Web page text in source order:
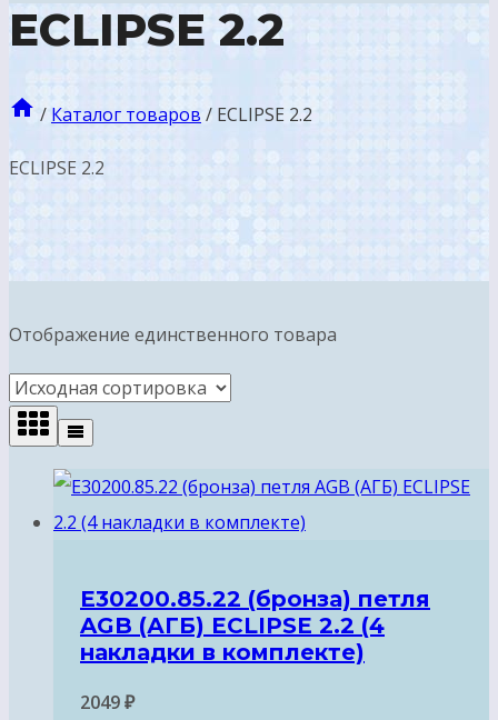
ECLIPSE 2.2
/ Каталог товаров / ECLIPSE 2.2
ECLIPSE 2.2
Отображение единственного товара
E30200.85.22 (бронза) петля
AGB (АГБ) ECLIPSE 2.2 (4
накладки в комплекте)
2049₽